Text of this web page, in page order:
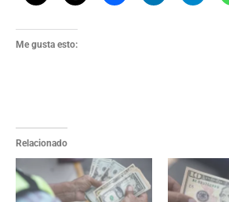
Me gusta esto:
Relacionado